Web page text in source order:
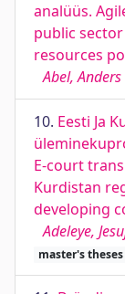
analüüs.
public
resources
Abel, Anders
10. Eesti Ja
E-court
Kurdistan
developing
Adeleye,
master's theses